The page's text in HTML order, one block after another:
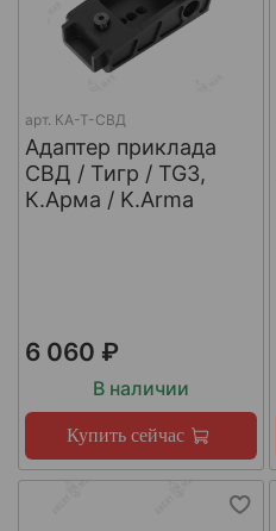
арт. КА-Т-СВД
Адаптер приклада
СВД / Тигр / TG3,
К.Арма / K.Arma
6 060 ₽
В наличии
Купить сейчас